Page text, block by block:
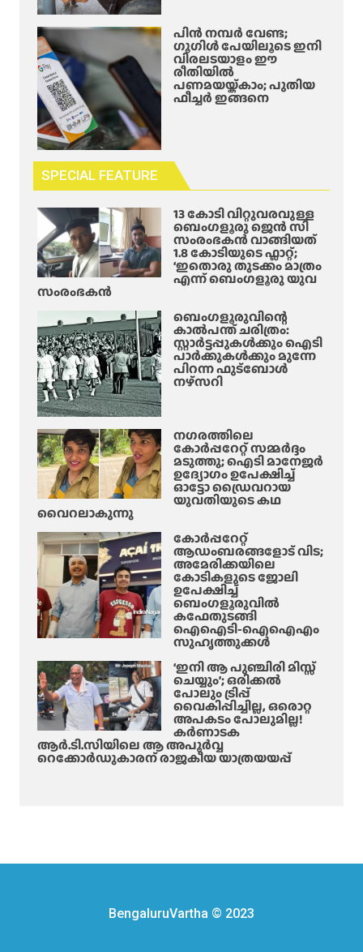
പിൻ നമ്പർ വേണ്ട;
ഗൂഗിൾ പേയിലൂടെ ഇനി
വിരലടയാളം ഈ
രീതിയിൽ
പണമയയ്ക്കാം; പുതിയ
ഫീച്ചർ ഇങ്ങനെ
SPECIAL FEATURE
13 കോടി വിറ്റുവരവുള്ള
ബെംഗളൂരു ജെൻ സി
സംരംഭകൻ വാങ്ങിയത്
1.8 കോടിയുടെ ഫ്ലാറ്റ്;
‘ഇതൊരു തുടക്കം മാത്രം
എന്ന് ബെംഗളൂരു യുവ
സംരംഭകൻ
ബെംഗളൂരുവിന്റെ
കാൽപന്ത് ചരിത്രം:
സ്റ്റാർട്ടപ്പുകൾക്കും ഐടി
പാർക്കുകൾക്കും മുന്നേ
പിറന്ന ഫുട്ബോൾ
നഴ്സറി
നഗരത്തിലെ
കോർപ്പറേറ്റ് സമ്മർദ്ദം
മടുത്തു; ഐടി മാനേജർ
ഉദ്യോഗം ഉപേക്ഷിച്ച്
ഓട്ടോ ഡ്രൈവറായ
യുവതിയുടെ കഥ
വൈറലാകുന്നു
കോർപ്പറേറ്റ്
ആഡംബരങ്ങളോട് വിട;
അമേരിക്കയിലെ
കോടികളുടെ ജോലി
ഉപേക്ഷിച്ച്
ബെംഗളൂരുവിൽ
കഫേതുടങ്ങി
ഐഐടി-ഐഐഎം
സുഹൃത്തുക്കൾ
‘ഇനി ആ പുഞ്ചിരി മിസ്സ്
ചെയ്യും’; ഒരിക്കൽ
പോലും ട്രിപ്പ്
വൈകിപ്പിച്ചില്ല, ഒരൊറ്റ
അപകടം പോലുമില്ല!
കർണാടക
ആർ.ടി.സിയിലെ ആ അപൂർവ്വ
റെക്കോർഡുകാരന് രാജകീയ യാത്രയയപ്പ്
BengaluruVartha © 2023